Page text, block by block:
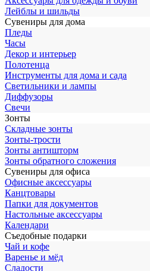
Лейблы и шильды
Сувениры для дома
Пледы
Часы
Декор и интерьер
Полотенца
Инструменты для дома и сада
Светильники и лампы
Диффузоры
Свечи
Зонты
Складные зонты
Зонты-трости
Зонты антишторм
Зонты обратного сложения
Сувениры для офиса
Офисные аксессуары
Канцтовары
Папки для документов
Настольные аксессуары
Календари
Съедобные подарки
Чай и кофе
Варенье и мёд
Сладости